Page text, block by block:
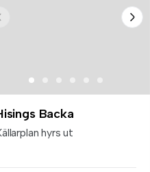
Backa
hyrs ut